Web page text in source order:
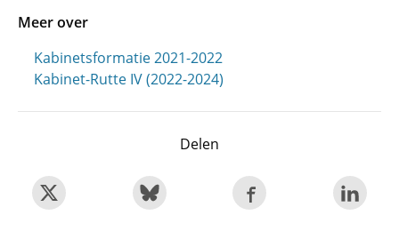
Meer over
Kabinetsformatie 2021-2022
Kabinet-Rutte IV (2022-2024)
Delen